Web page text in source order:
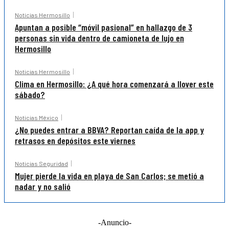
Noticias Hermosillo
Apuntan a posible “móvil pasional” en hallazgo de 3
personas sin vida dentro de camioneta de lujo en
Hermosillo
Noticias Hermosillo
Clima en Hermosillo: ¿A qué hora comenzará a llover este
sábado?
Noticias México
¿No puedes entrar a BBVA? Reportan caída de la app y
retrasos en depósitos este viernes
Noticias Seguridad
Mujer pierde la vida en playa de San Carlos; se metió a
nadar y no salió
-Anuncio-